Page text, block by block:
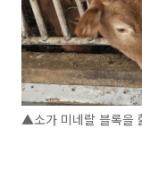
▲소가 미네랄 블록을